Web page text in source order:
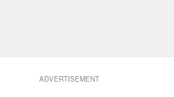
ADVERTISEMENT